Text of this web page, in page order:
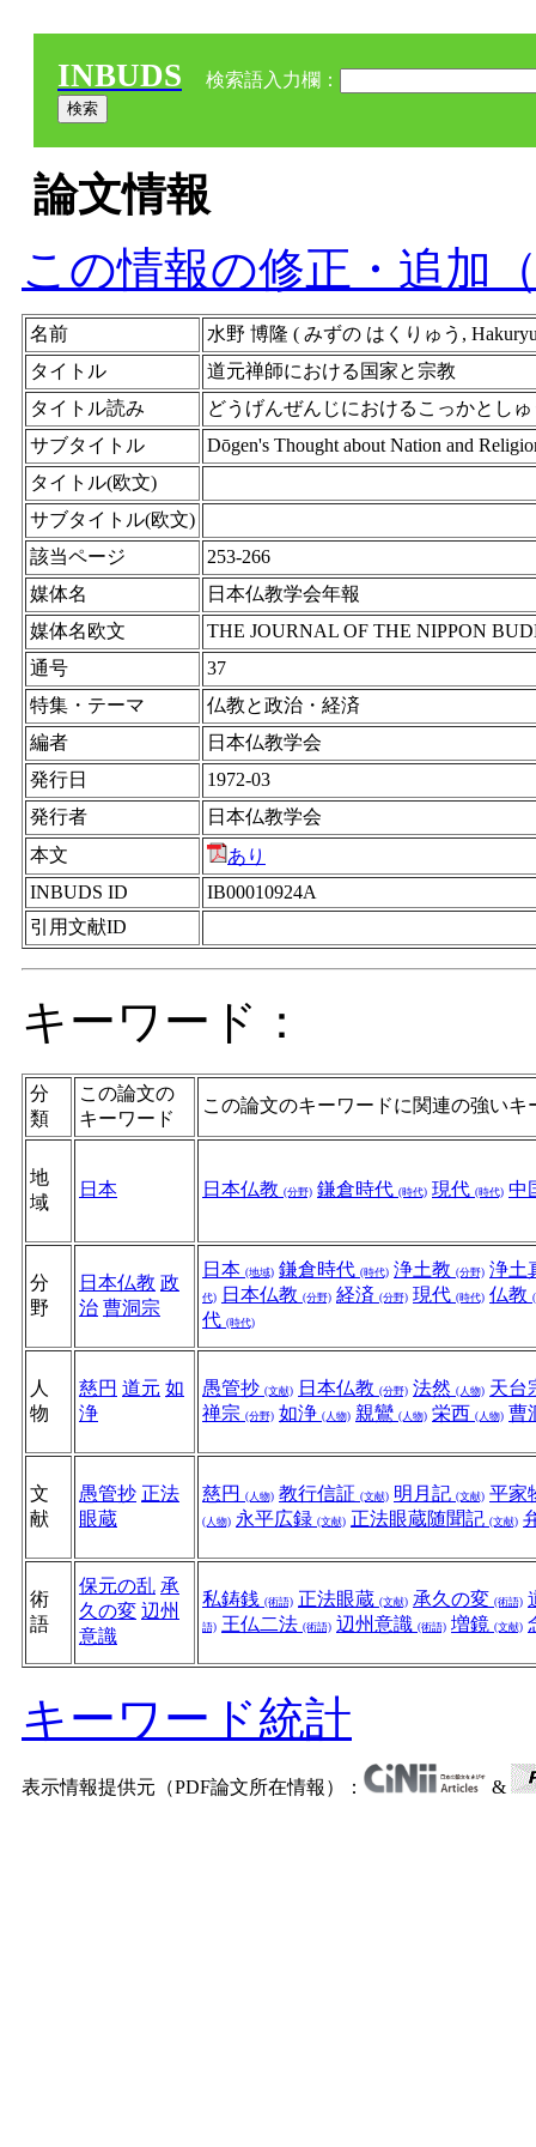
INBUDS 検索語入力欄：
論文情報
この情報の修正・追加
名前
水野 博隆 ( みずの はくりゅう,
タイトル
道元禅師における国家と宗教
タイトル読み
どうげんぜんじにおけるこっかとし
サブタイトル
Dōgen's Thought about Nation and
タイトル(欧文)
サブタイトル(欧文)
該当ページ
253-266
媒体名
日本仏教学会年報
媒体名欧文
THE JOURNAL OF THE NIPPON
通号
37
特集・テーマ
仏教と政治・経済
編者
日本仏教学会
発行日
1972-03
発行者
日本仏教学会
本文
あり
INBUDS ID
IB00010924A
引用文献ID
キーワード：
分
類
この論文の
キーワード
この論文のキーワードに関連の強いキ
地
域
日本 日本仏教 (分野) 鎌倉時代 (時代) 現代 (時代) 中
分
野
日本仏教 政
治 曹洞宗
日本 (地域) 鎌倉時代 (時代) 浄土教 (分野) 浄土
代) 日本仏教 (分野) 経済 (分野) 現代 (時代) 仏教
代 (時代)
人
物
慈円 道元 如
浄
愚管抄 (文献) 日本仏教 (分野) 法然 (人物) 天台
禅宗 (分野) 如浄 (人物) 親鸞 (人物) 栄西 (人物) 曹
文
献
愚管抄 正法
眼蔵
慈円 (人物) 教行信証 (文献) 明月記 (文献) 平家
(人物) 永平広録 (文献) 正法眼蔵随聞記 (文献)
術
語
保元の乱 承
久の変 辺州
意識
私鋳銭 (術語) 正法眼蔵 (文献) 承久の変 (術語)
語) 王仏二法 (術語) 辺州意識 (術語) 増鏡 (文献)
キーワード統計
表示情報提供元（PDF論文所在情報）： &